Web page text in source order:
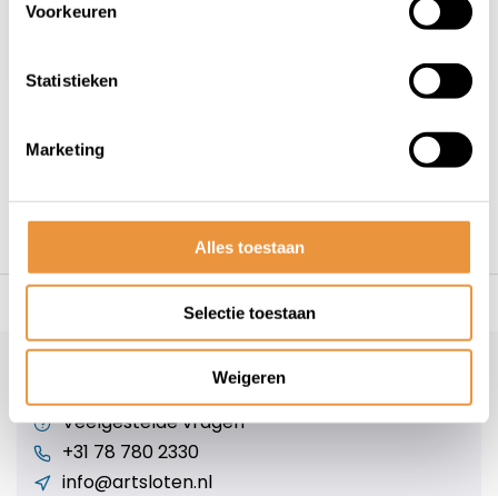
Voorkeuren
Statistieken
Marketing
Alles toestaan
Selectie toestaan
Weigeren
Snelle levering
Veelgestelde vragen
+31 78 780 2330
info@artsloten.nl